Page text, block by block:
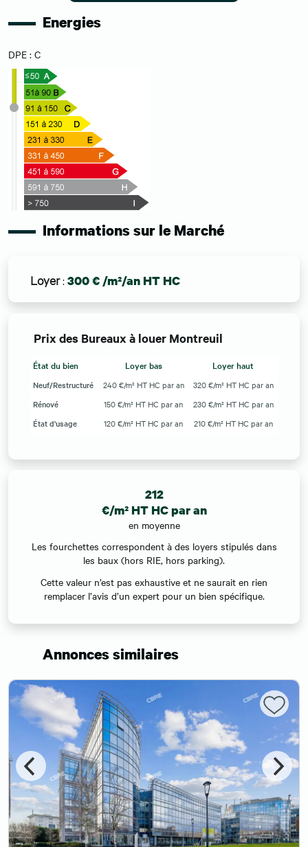
Energies
DPE : C
Informations sur le Marché
Loyer: 300 € /m²/an HT HC
Prix des Bureaux à louer Montreuil
État du bien Loyer bas Loyer haut
Neuf/Restructuré 240 €/m² HT HC par an
320 €/m² HT HC par an
Rénové
150 €/m² HT HC par an
230 €/m² HT HC par an
État d'usage
120 €/m² HT HC par an 210 €/m² HT HC par an
212
€/m² HT HC par an
en moyenne
Les fourchettes correspondent à des loyers stipulés dans
les baux (hors RIE, hors parking).
Cette valeur n’est pas exhaustive et ne saurait en rien
remplacer l’avis d’un expert pour un bien spécifique.
Annonces similaires